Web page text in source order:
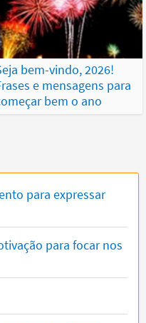
bem-vindo, 2026!
e mensagens para
bem o ano
para expressar
para focar nos